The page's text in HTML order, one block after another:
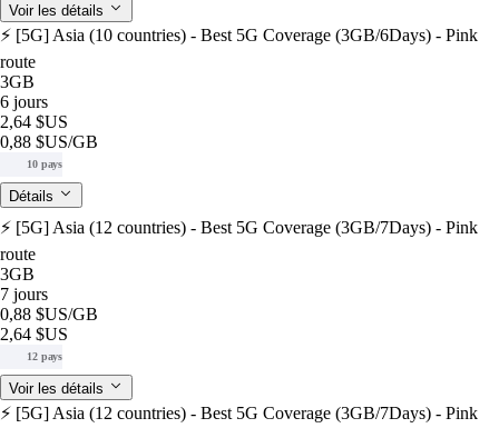
Voir les détails
⚡️ [5G] Asia (10 countries) - Best 5G Coverage (3GB/6Days) - Pink
route
3GB
6 jours
2,64 $US
0,88 $US/GB
10 pays
Détails
⚡️ [5G] Asia (12 countries) - Best 5G Coverage (3GB/7Days) - Pink
route
3GB
7 jours
0,88 $US/GB
2,64 $US
12 pays
Voir les détails
⚡️ [5G] Asia (12 countries) - Best 5G Coverage (3GB/7Days) - Pink